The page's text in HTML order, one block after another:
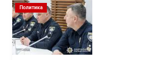
Политика